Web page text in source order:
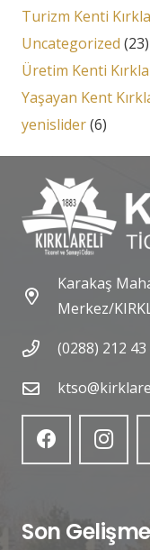
Turizm Kenti
Uncategorized (23)
Üretim Kenti
Yaşayan Kent
yenislider(6)
Karakaş
Merkez/
(0288) 212 43
Son